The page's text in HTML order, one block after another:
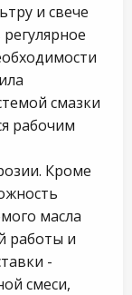
и свече
смазки
рабочим
Кроме
масла
работы и
-
смеси,